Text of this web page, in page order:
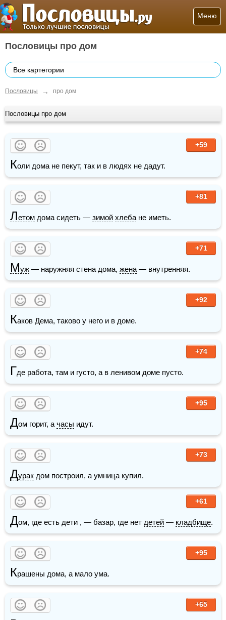
Меню
Пословицы про дом
Все картегории
Пословицы → про дом
Пословицы про дом
+59
Коли дома не пекут, так и в людях не дадут.
+81
Летом дома сидеть — зимой хлеба не иметь.
+71
Муж — наружняя стена дома, жена — внутренняя.
+92
Каков Дема, таково у него и в доме.
+74
Где работа, там и густо, а в ленивом доме пусто.
+95
Дом горит, а часы идут.
+73
Дурак дом построил, а умница купил.
+61
Дом, где есть дети , — базар, где нет детей — кладбище.
+95
Крашены дома, а мало ума.
+65